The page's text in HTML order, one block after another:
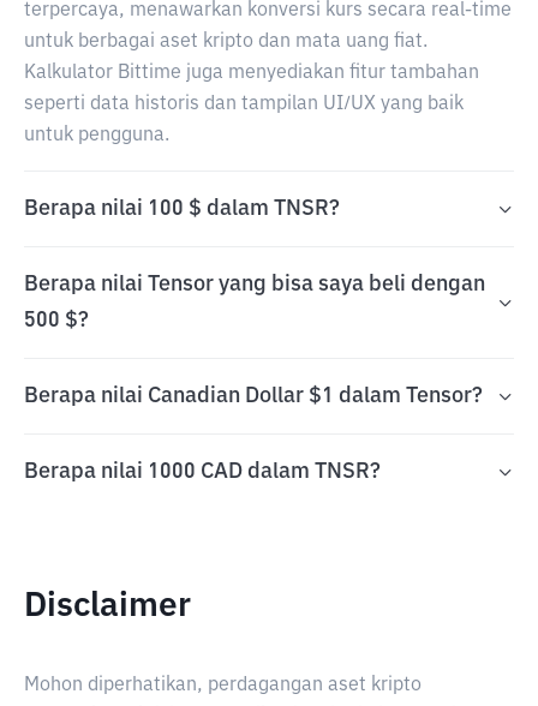
terpercaya, menawarkan konversi kurs secara real-time
untuk berbagai aset kripto dan mata uang fiat.
Kalkulator Bittime juga menyediakan fitur tambahan
seperti data historis dan tampilan UI/UX yang baik
untuk pengguna.
Berapa nilai 100 $ dalam TNSR?
Berapa nilai Tensor yang bisa saya beli dengan
500 $?
Berapa nilai Canadian Dollar $1 dalam Tensor?
Berapa nilai 1000 CAD dalam TNSR?
Disclaimer
Mohon diperhatikan, perdagangan aset kripto